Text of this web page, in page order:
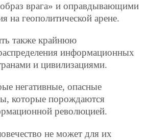
врага» и оправдывающими
на геополитической арене.
также крайнюю
информационных
и цивилизациями.
негативные, опасные
которые порождаются
революцией.
не может для их